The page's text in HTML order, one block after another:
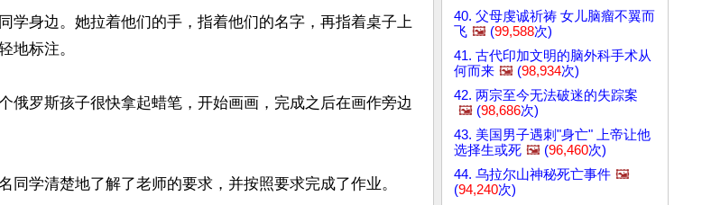
学身边。她拉着他们的手，指着他们的名字，再指着桌子上
地标注。
俄罗斯孩子很快拿起蜡笔，开始画画，完成之后在画作旁边
同学清楚地了解了老师的要求，并按照要求完成了作业。
40. 父母虔诚祈祷 女儿脑瘤不翼而
飞 🖼️ (99,588次)
41. 古代印加文明的脑外科手术从
何而来 🖼️ (98,934次)
42. 两宗至今无法破迷的失踪案
🖼️ (98,686次)
43. 美国男子遇刺"身亡" 上帝让他
选择生或死 🖼️ (96,460次)
44. 乌拉尔山神秘死亡事件 🖼️
(94,240次)